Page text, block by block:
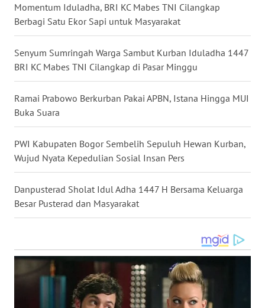
Momentum Iduladha, BRI KC Mabes TNI Cilangkap
Berbagi Satu Ekor Sapi untuk Masyarakat
Senyum Sumringah Warga Sambut Kurban Iduladha 1447
BRI KC Mabes TNI Cilangkap di Pasar Minggu
Ramai Prabowo Berkurban Pakai APBN, Istana Hingga MUI
Buka Suara
PWI Kabupaten Bogor Sembelih Sepuluh Hewan Kurban,
Wujud Nyata Kepedulian Sosial Insan Pers
Danpusterad Sholat Idul Adha 1447 H Bersama Keluarga
Besar Pusterad dan Masyarakat
WN
TEBING
TINGGI
WN
PAKPAK
WN
KARAWANG
WN
BEKASI
WN
DEPOK